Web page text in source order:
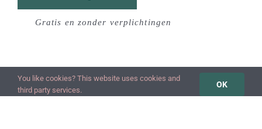
Gratis en zonder verplichtingen
You like cookies? This website uses cookies and
third party services.
OK